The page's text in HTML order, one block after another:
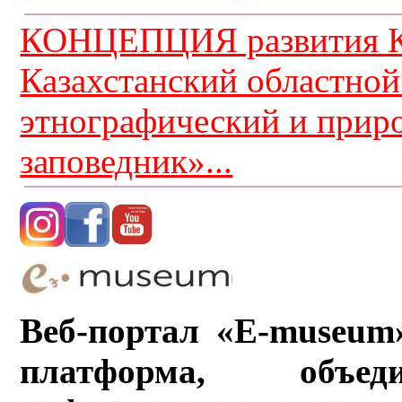
КОНЦЕПЦИЯ развития
Казахстанский
этнографический и
заповедник»...
Веб-портал «E-
платформа,